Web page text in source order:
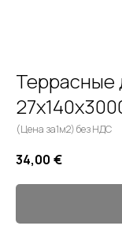
Террасные
(Цена за1м2) без НДС
34,00 €